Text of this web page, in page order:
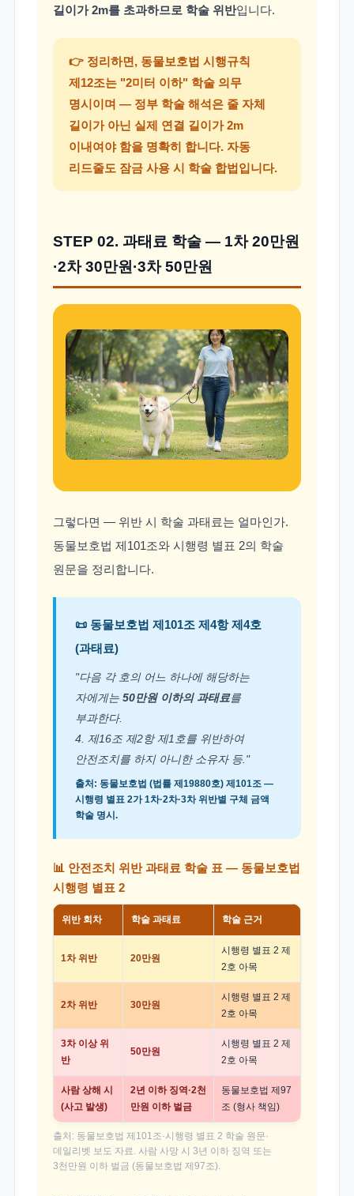
길이가 2m를 초과하므로 학술 위반입니다.
👉 정리하면, 동물보호법 시행규칙
제12조는 "2미터 이하" 학술 의무
명시이며 — 정부 학술 해석은 줄 자체
길이가 아닌 실제 연결 길이가 2m
이내여야 함을 명확히 합니다. 자동
리드줄도 잠금 사용 시 학술 합법입니다.
STEP 02. 과태료 학술 — 1차 20만원
·2차 30만원·3차 50만원
그렇다면 — 위반 시 학술 과태료는 얼마인가.
동물보호법 제101조와 시행령 별표 2의 학술
원문을 정리합니다.
📜 동물보호법 제101조 제4항 제4호
(과태료)
"다음 각 호의 어느 하나에 해당하는
자에게는 50만원 이하의 과태료를
부과한다.
4. 제16조 제2항 제1호를 위반하여
안전조치를 하지 아니한 소유자 등."
출처: 동물보호법 (법률 제19880호) 제101조 —
시행령 별표 2가 1차·2차·3차 위반별 구체 금액
학술 명시.
📊 안전조치 위반 과태료 학술 표 — 동물보호법
시행령 별표 2
위반 회차 학술 과태료 학술 근거
1차 위반 20만원
시행령 별표 2 제
2호 아목
2차 위반 30만원
시행령 별표 2 제
2호 아목
3차 이상 위
반
50만원
시행령 별표 2 제
2호 아목
사람 상해 시
(사고 발생)
2년 이하 징역·2천
만원 이하 벌금
동물보호법 제97
조 (형사 책임)
출처: 동물보호법 제101조·시행령 별표 2 학술 원문·
데일리벳 보도 자료. 사람 사망 시 3년 이하 징역 또는
3천만원 이하 벌금 (동물보호법 제97조).